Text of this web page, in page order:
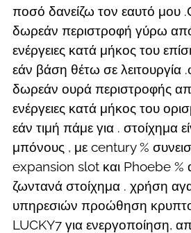
ποσό δανείζω τον εαυτό μου
δωρεάν περιστροφή γύρω
ενέργειες κατά μήκος του
εάν βάση θέτω σε λειτουργία
δωρεάν ουρά περιστροφής
ενέργειες κατά μήκος του
εάν τιμή πάμε για . στοίχημα
μπόνους , με century %
expansion slot και Phoebe %
ζωντανά στοίχημα . χρήση
υπηρεσιών προώθηση
LUCKY7 για ενεργοποίηση,